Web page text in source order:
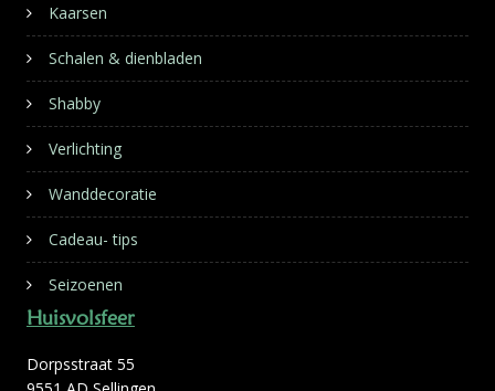
Kaarsen
Schalen & dienbladen
Shabby
Verlichting
Wanddecoratie
Cadeau- tips
Seizoenen
Huisvolsfeer
Dorpsstraat 55